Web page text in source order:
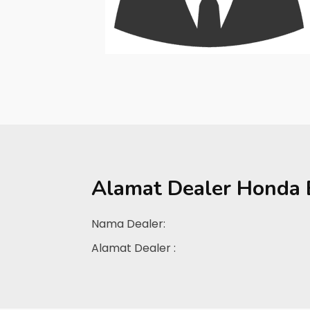
Alamat Dealer Honda
Nama Dealer:
Alamat Dealer :